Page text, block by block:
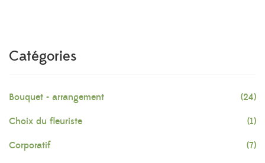
Catégories
Bouquet - arrangement (24)
Choix du fleuriste (1)
Corporatif (7)